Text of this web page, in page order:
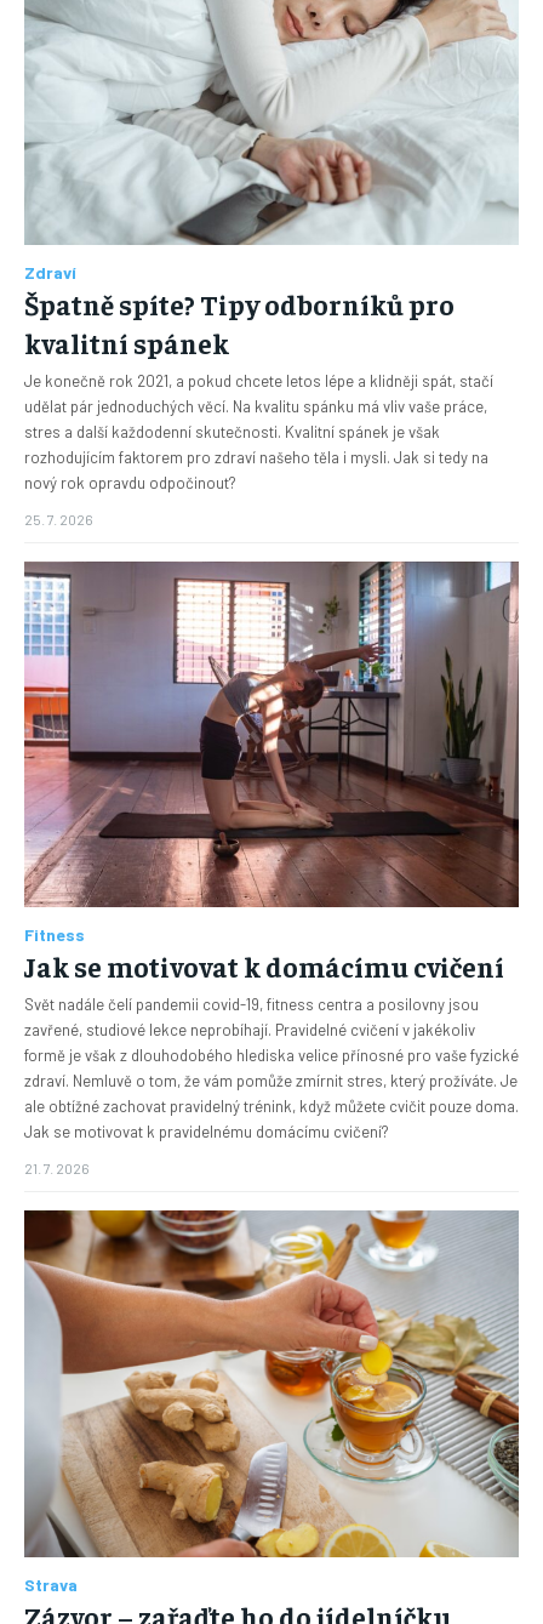
Zdraví
Špatně spíte? Tipy odborníků pro
kvalitní spánek
Je konečně rok 2021, a pokud chcete letos lépe a klidněji spát, stačí
udělat pár jednoduchých věcí. Na kvalitu spánku má vliv vaše práce,
stres a další každodenní skutečnosti. Kvalitní spánek je však
rozhodujícím faktorem pro zdraví našeho těla i mysli. Jak si tedy na
nový rok opravdu odpočinout?
25. 7. 2026
Fitness
Jak se motivovat k domácímu cvičení
Svět nadále čelí pandemii covid-19, fitness centra a posilovny jsou
zavřené, studiové lekce neprobíhají. Pravidelné cvičení v jakékoliv
formě je však z dlouhodobého hlediska velice přínosné pro vaše fyzické
zdraví. Nemluvě o tom, že vám pomůže zmírnit stres, který prožíváte. Je
ale obtížné zachovat pravidelný trénink, když můžete cvičit pouze doma.
Jak se motivovat k pravidelnému domácímu cvičení?
21. 7. 2026
Strava
Zázvor – zařaďte ho do jídelníčku